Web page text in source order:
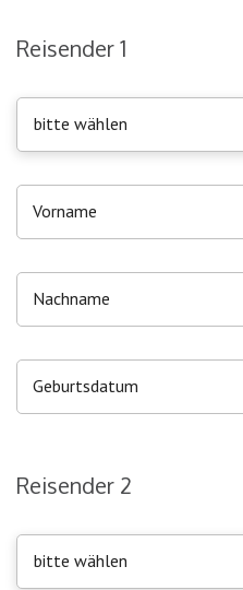
Reisender 1
bitte wählen
Reisender 2
bitte wählen